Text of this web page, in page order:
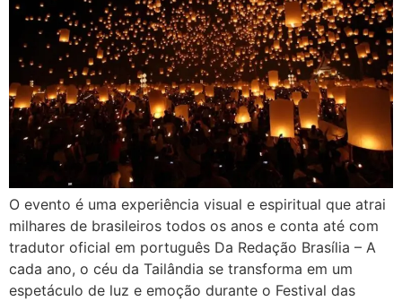
O evento é uma experiência visual e espiritual que atrai
milhares de brasileiros todos os anos e conta até com
tradutor oficial em português Da Redação Brasília – A
cada ano, o céu da Tailândia se transforma em um
espetáculo de luz e emoção durante o Festival das